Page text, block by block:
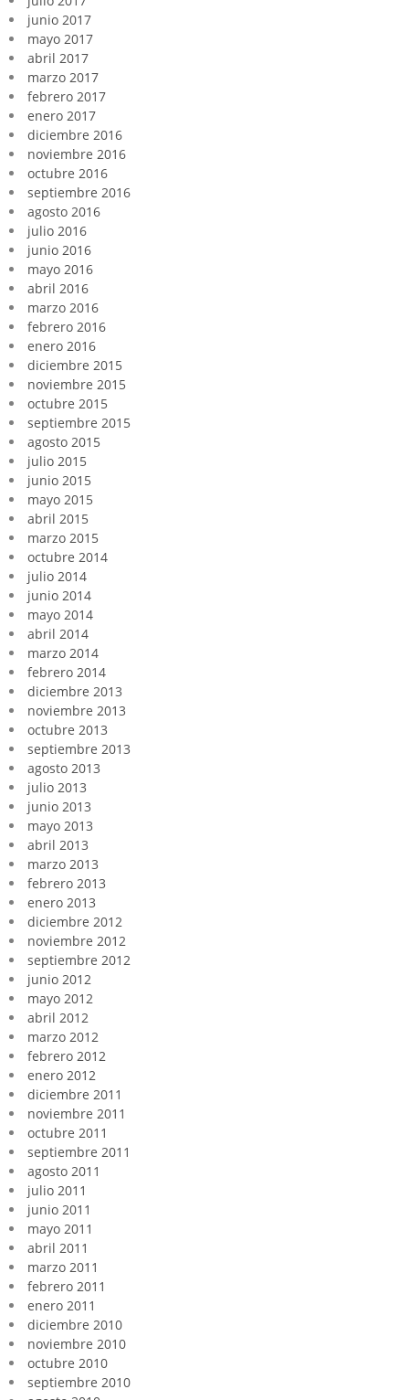
junio 2017
mayo 2017
abril 2017
marzo 2017
febrero 2017
enero 2017
diciembre 2016
noviembre 2016
octubre 2016
septiembre 2016
agosto 2016
julio 2016
junio 2016
mayo 2016
abril 2016
marzo 2016
febrero 2016
enero 2016
diciembre 2015
noviembre 2015
octubre 2015
septiembre 2015
agosto 2015
julio 2015
junio 2015
mayo 2015
abril 2015
marzo 2015
octubre 2014
julio 2014
junio 2014
mayo 2014
abril 2014
marzo 2014
febrero 2014
diciembre 2013
noviembre 2013
octubre 2013
septiembre 2013
agosto 2013
julio 2013
junio 2013
mayo 2013
abril 2013
marzo 2013
febrero 2013
enero 2013
diciembre 2012
noviembre 2012
septiembre 2012
junio 2012
mayo 2012
abril 2012
marzo 2012
febrero 2012
enero 2012
diciembre 2011
noviembre 2011
octubre 2011
septiembre 2011
agosto 2011
julio 2011
junio 2011
mayo 2011
abril 2011
marzo 2011
febrero 2011
enero 2011
diciembre 2010
noviembre 2010
octubre 2010
septiembre 2010